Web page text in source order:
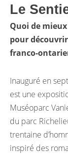
Le
Quoi de
pour
franco-
Inauguré en
est une
Muséoparc
du parc
trentaine
inspiré des